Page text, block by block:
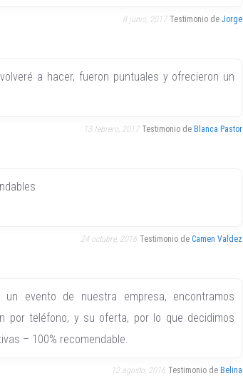
8 junio, 2017 Testimonio deJorge
a hacer, fueron puntuales y ofrecieron un
13 febrero, 2017 Testimonio de Blanca Pastor
24 octubre, 2016 Testimonio deCamen Valdez
evento de nuestra empresa, encontramos
por teléfono, y su oferta, por lo que decidimos
– 100% recomendable.
12 agosto, 2016 Testimonio de Belina